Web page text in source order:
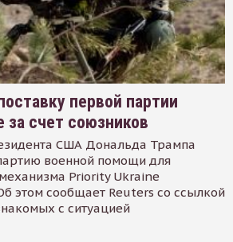
первой партии
за счет союзников
США Дональда Трампа
военной помощи для
Priority Ukraine
этом сообщает Reuters со ссылкой
с ситуацией